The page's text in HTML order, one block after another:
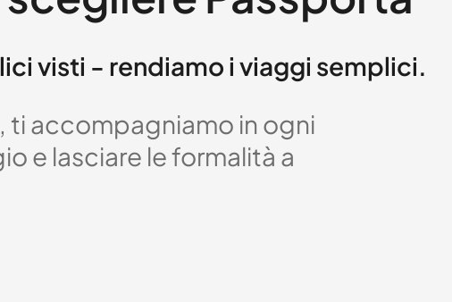
visti - rendiamo i viaggi semplici.
ti accompagniamo in ogni
e lasciare le formalità a